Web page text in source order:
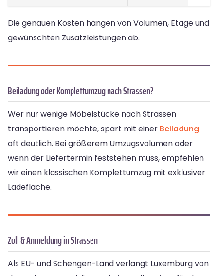
Die genauen Kosten hängen von Volumen, Etage und
gewünschten Zusatzleistungen ab.
Beiladung oder Komplettumzug nach Strassen?
Wer nur wenige Möbelstücke nach Strassen
transportieren möchte, spart mit einer Beiladung
oft deutlich. Bei größerem Umzugsvolumen oder
wenn der Liefertermin feststehen muss, empfehlen
wir einen klassischen Komplettumzug mit exklusiver
Ladefläche.
Zoll & Anmeldung in Strassen
Als EU- und Schengen-Land verlangt Luxemburg von